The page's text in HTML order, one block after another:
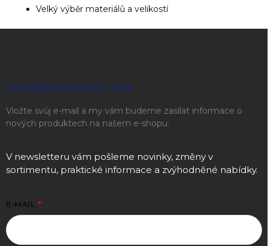
Velký výběr materiálů a velikostí
ODEBÍRAT NEWSLETTER
Vložte svůj e-mail a my vám budeme zasílat informace o
nových produktech na našem e-shopu.
V newsletteru vám pošleme novinky, změny v
sortimentu, praktické informace a zvýhodněné nabídky.
E-MAIL